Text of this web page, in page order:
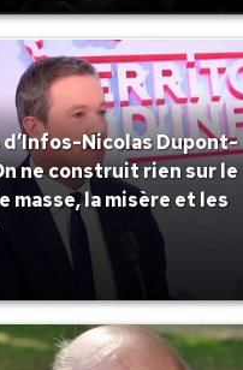
Nicolas Dupont-
ne construit rien sur le
masse, la misère et les